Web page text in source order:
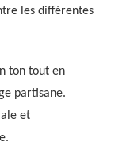
les différentes
ton tout en
partisane.
et